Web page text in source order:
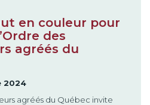
en couleur pour
des
agréés du
2024
agréés du Québec invite